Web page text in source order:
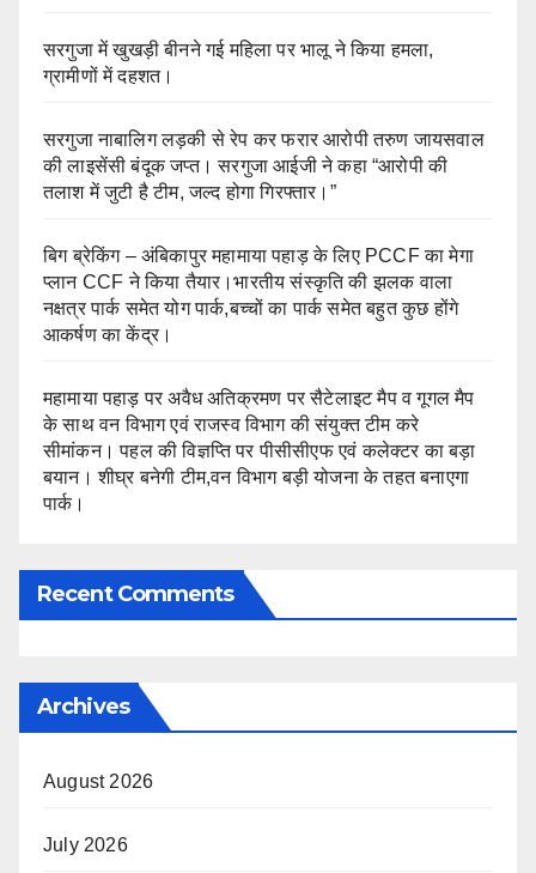
सरगुजा में खुखड़ी बीनने गई महिला पर भालू ने किया हमला,
ग्रामीणों में दहशत।
सरगुजा नाबालिग लड़की से रेप कर फरार आरोपी तरुण जायसवाल
की लाइसेंसी बंदूक जप्त। सरगुजा आईजी ने कहा “आरोपी की
तलाश में जुटी है टीम, जल्द होगा गिरफ्तार।”
बिग ब्रेकिंग – अंबिकापुर महामाया पहाड़ के लिए PCCF का मेगा
प्लान CCF ने किया तैयार।भारतीय संस्कृति की झलक वाला
नक्षत्र पार्क समेत योग पार्क,बच्चों का पार्क समेत बहुत कुछ होंगे
आकर्षण का केंद्र।
महामाया पहाड़ पर अवैध अतिक्रमण पर सैटेलाइट मैप व गूगल मैप
के साथ वन विभाग एवं राजस्व विभाग की संयुक्त टीम करे
सीमांकन। पहल की विज्ञप्ति पर पीसीसीएफ एवं कलेक्टर का बड़ा
बयान। शीघ्र बनेगी टीम,वन विभाग बड़ी योजना के तहत बनाएगा
पार्क।
Recent Comments
Archives
August 2026
July 2026